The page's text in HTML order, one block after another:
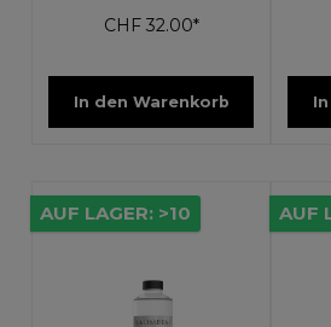
CHF 32.00*
In den Warenkorb
AUF LAGER: >10 AUF